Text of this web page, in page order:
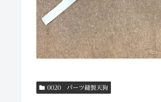
0020 パーツ縫製天狗